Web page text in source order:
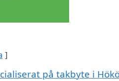
på takbyte i